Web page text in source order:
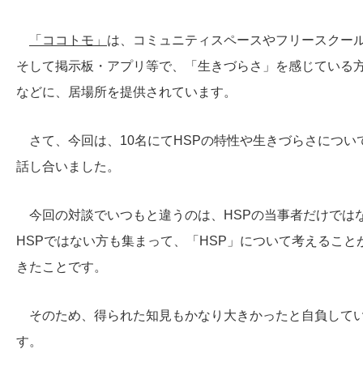
「ココトモ」 は、コミュニティスペースやフリースクー
そして掲示板・アプリ等で、「生きづらさ」を感じている
などに、居場所を提供されています。
さて、今回は、10名にてHSPの特性や生きづらさについ
話し合いました。
今回の対談でいつもと違うのは、HSPの当事者だけでは
HSPではない方も集まって、「HSP」について考えること
きたことです。
そのため、得られた知見もかなり大きかったと自負して
す。